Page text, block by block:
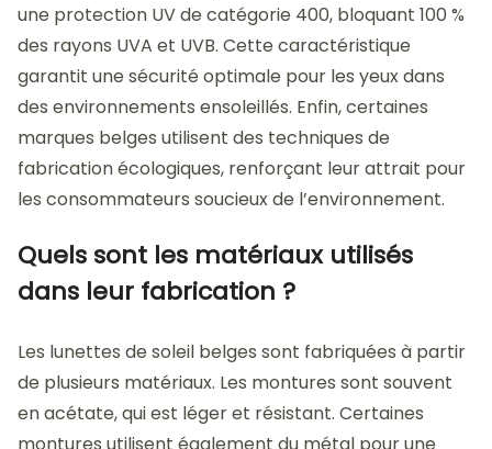
une protection UV de catégorie 400, bloquant 100 %
des rayons UVA et UVB. Cette caractéristique
garantit une sécurité optimale pour les yeux dans
des environnements ensoleillés. Enfin, certaines
marques belges utilisent des techniques de
fabrication écologiques, renforçant leur attrait pour
les consommateurs soucieux de l’environnement.
Quels sont les matériaux utilisés
dans leur fabrication ?
Les lunettes de soleil belges sont fabriquées à partir
de plusieurs matériaux. Les montures sont souvent
en acétate, qui est léger et résistant. Certaines